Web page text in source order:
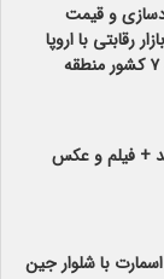
و قیمت
رقابتی با اروپا
ایجاد کرده است / صادرکننده به ۷ کشور منطقه
+ فیلم و عکس
با شلوار جین